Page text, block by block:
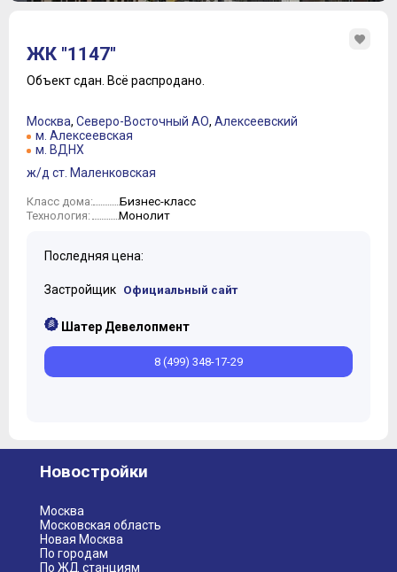
3
4
6
7
8
ЖК "1147"
Объект сдан. Всё распродано.
Москва, Северо-Восточный АО, Алексеевский
м. Алексеевская
м. ВДНХ
ж/д ст. Маленковская
Класс дома: Бизнес-класс
Технология: Монолит
Последняя цена:
Застройщик Официальный сайт
Шатер Девелопмент
8 (499) 348-17-29
Новостройки
Москва
Московская область
Новая Москва
По городам
По ЖД станциям